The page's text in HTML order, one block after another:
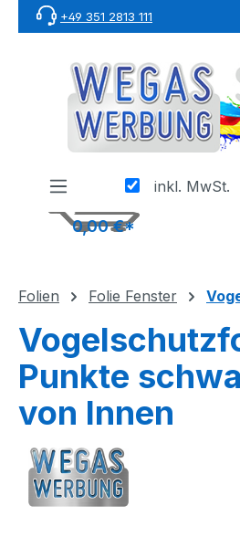
Zum Hauptinhalt springen
+49 351 2813 111
inkl. MwSt.
0,00 €*
Folien Folie Fenster
Punkte
von Innen